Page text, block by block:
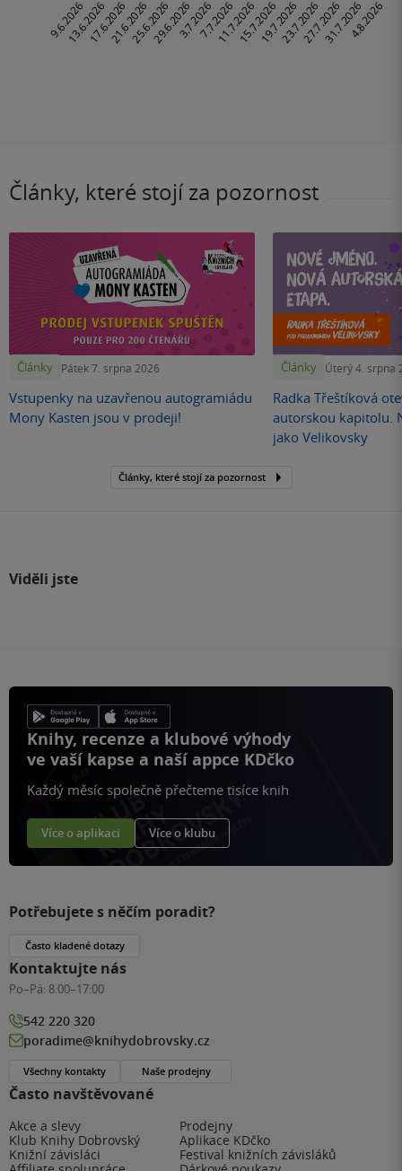
Články, které stojí za pozornost
Články Pátek 7. srpna 2026
Vstupenky na uzavřenou autogramiádu
Mony Kasten jsou v prodeji!
Články Úterý 4. srpna
Radka Třeštíková
autorskou kapitolu.
jako Velikovsky
Články, které stojí za pozornost
Viděli jste
Knihy, recenze a klubové výhody
ve vaší kapse a naší appce KDčko
Každý měsíc společně přečteme tisíce knih
Více o aplikaci Více o klubu
Často navštěvované
Akce a slevy
Prodejny
Klub Knihy Dobrovský
Aplikace KDčko
Knižní závisláci
Festival knižních závisláků
Potřebujete s něčím poradit?
Často kladené dotazy
Kontaktujte nás
Po–Pá: 8:00–17:00
542 220 320
poradime@knihydobrovsky.cz
Všechny kontakty Naše prodejny